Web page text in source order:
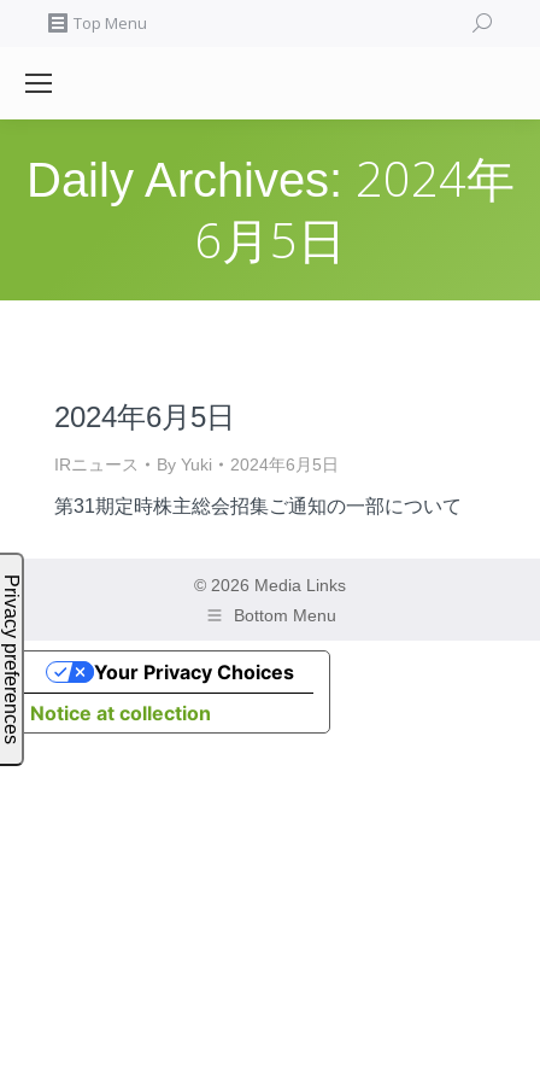
Top Menu Search:
Daily Archives: 2024年
6月5日
2024年6月5日
IRニュース By Yuki 2024年6月5日
第31期定時株主総会招集ご通知の一部について
© 2026 Media Links
Bottom Menu
Notice at collection
Your Privacy Choices